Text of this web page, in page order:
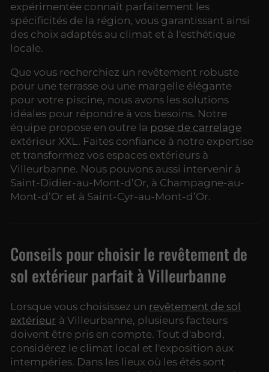
expérimentée connaît parfaitement les
spécificités de la région, vous garantissant ainsi
des choix adaptés au climat et à l'esthétique
locale.
Que vous recherchiez un revêtement robuste
pour une terrasse ou une margelle élégante
pour votre piscine, nous avons les solutions
idéales pour répondre à vos besoins. Notre
équipe propose en outre la pose de carrelage
extérieur XXL. Faites confiance à notre expertise
et transformez vos espaces extérieurs à
Villeurbanne. Nous pouvons aussi intervenir à
Saint-Didier-au-Mont-d’Or, à Champagne-au-
Mont-d’Or et à Saint-Cyr-au-Mont-d’Or.
Conseils pour choisir le revêtement de
sol extérieur parfait à Villeurbanne
Lorsque vous choisissez un revêtement de sol
extérieur à Villeurbanne, plusieurs facteurs
doivent être pris en compte. Tout d'abord,
considérez le climat local et l'exposition aux
intempéries. Dans les lieux où les étés sont